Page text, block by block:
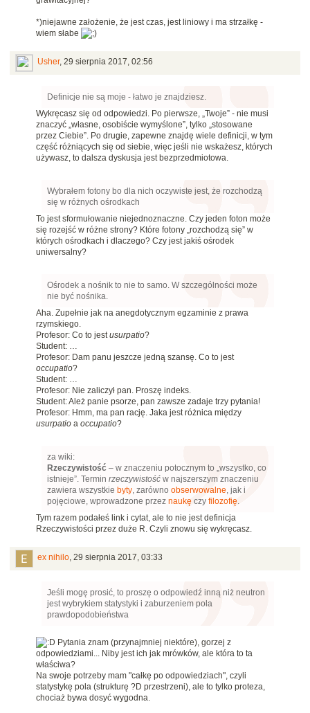
*)niejawne założenie, że jest czas, jest liniowy i ma strzałkę -
wiem słabe
Usher, 29 sierpnia 2017, 02:56
Definicje nie są moje - łatwo je znajdziesz.
Wykręcasz się od odpowiedzi. Po pierwsze, „Twoje” - nie musi
znaczyć „własne, osobiście wymyślone”, tylko „stosowane
przez Ciebie”. Po drugie, zapewne znajdę wiele definicji, w tym
część różniących się od siebie, więc jeśli nie wskażesz, których
używasz, to dalsza dyskusja jest bezprzedmiotowa.
Wybrałem fotony bo dla nich oczywiste jest, że rozchodzą
się w różnych ośrodkach
To jest sformułowanie niejednoznaczne. Czy jeden foton może
się rozejść w różne strony? Które fotony „rozchodzą się” w
których ośrodkach i dlaczego? Czy jest jakiś ośrodek
uniwersalny?
Ośrodek a nośnik to nie to samo. W szczególności może
nie być nośnika.
Aha. Zupełnie jak na anegdotycznym egzaminie z prawa
rzymskiego.
Profesor: Co to jestusurpatio?
Student: …
Profesor: Dam panu jeszcze jedną szansę. Co to jest
occupatio?
Student: …
Profesor: Nie zaliczył pan. Proszę indeks.
Student: Ależ panie psorze, pan zawsze zadaje trzy pytania!
Profesor: Hmm, ma pan rację. Jaka jest różnica między
usurpatio a occupatio?
za wiki:
Rzeczywistość – w znaczeniu potocznym to „wszystko, co
istnieje”. Termin rzeczywistość w najszerszym znaczeniu
zawiera wszystkie byty, zarówno obserwowalne, jak i
pojęciowe, wprowadzone przez naukę czy filozofię.
Tym razem podałeś link i cytat, ale to nie jest definicja
Rzeczywistości przez duże R. Czyli znowu się wykręcasz.
ex nihilo, 29 sierpnia 2017, 03:33
Jeśli mogę prosić, to proszę o odpowiedź inną niż neutron
jest wybrykiem statystyki i zaburzeniem pola
prawdopodobieństwa
Pytania znam (przynajmniej niektóre), gorzej z
odpowiedziami... Niby jest ich jak mrówków, ale która to ta
właściwa?
Na swoje potrzeby mam "całkę po odpowiedziach", czyli
statystykę pola (strukturę ?D przestrzeni), ale to tylko proteza,
chociaż bywa dosyć wygodna.